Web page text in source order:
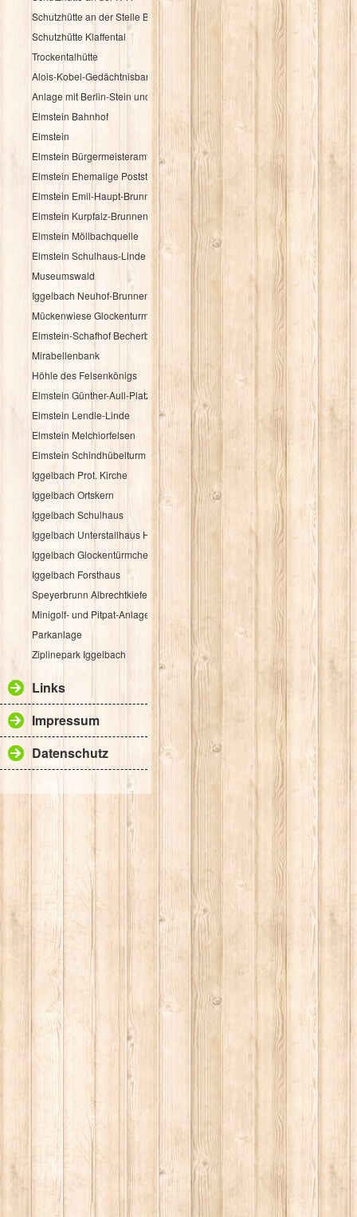
Schutzhütte an der Stelle Brandbuche
Schutzhütte Klaffental
Trockentalhütte
Alois-Kobel-Gedächtnisbank
Anlage mit Berlin-Stein und Flurkreuz
Elmstein Bahnhof
Elmstein
Elmstein Bürgermeisteramt
Elmstein Ehemalige Poststation
Elmstein Emil-Haupt-Brunnen
Elmstein Kurpfalz-Brunnen
Elmstein Möllbachquelle
Elmstein Schulhaus-Linde
Museumswald
Iggelbach Neuhof-Brunnen
Mückenwiese Glockenturm
Elmstein-Schafhof Becherbaum
Mirabellenbank
Höhle des Felsenkönigs
Elmstein Günther-Aull-Platz
Elmstein Lendle-Linde
Elmstein Melchiorfelsen
Elmstein Schindhübelturm
Iggelbach Prot. Kirche
Iggelbach Ortskern
Iggelbach Schulhaus
Iggelbach Unterstallhaus Hübelgasse 1
Iggelbach Glockentürmchen
Iggelbach Forsthaus
Speyerbrunn Albrechtkiefer
Minigolf- und Pitpat-Anlage
Parkanlage
Ziplinepark Iggelbach
Links
Impressum
Datenschutz